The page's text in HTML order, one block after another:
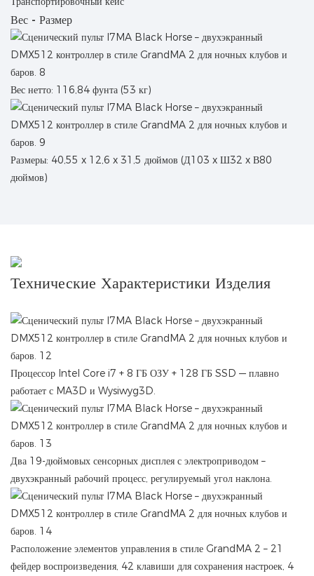
Вес - Размер
Вес нетто: 116,84 фунта (53 кг)
Размеры: 40,55 x 12,6 x 31,5 дюймов (Д103 x Ш32 x В80
дюймов)
Технические Характеристики Изделия
Процессор Intel Core i7 + 8 ГБ ОЗУ + 128 ГБ SSD — плавно
работает с MA3D и Wysiwyg3D.
Два 19-дюймовых сенсорных дисплея с электроприводом –
двухэкранный рабочий процесс, регулируемый угол наклона.
Расположение элементов управления в стиле GrandMA 2 – 21
фейдер воспроизведения, 42 клавиши для сохранения настроек, 4